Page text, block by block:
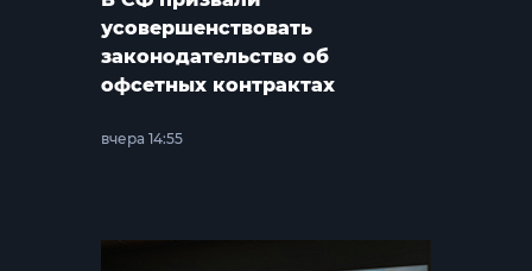
усовершенствовать
законодательство об
офсетных контрактах
вчера 14:55